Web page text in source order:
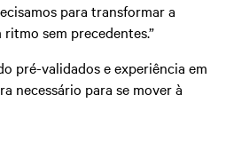
para transformar a
sem precedentes.”
pré-validados e experiência em
necessário para se mover à